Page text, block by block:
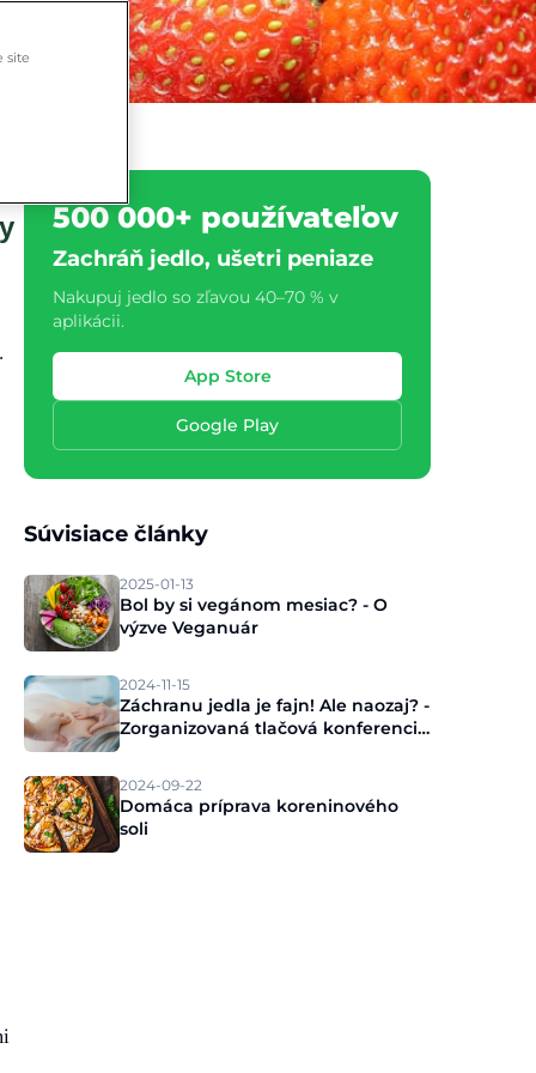
500 000+ používateľov
Zachráň jedlo, ušetri peniaze
Nakupuj jedlo so zľavou 40–70 % v
aplikácii.
App Store
Google Play
Súvisiace články
2025-01-13
Bol by si vegánom mesiac? - O
výzve Veganuár
2024-11-15
Záchranu jedla je fajn! Ale naozaj? -
Zorganizovaná tlačová konferencia
2024-09-22
Domáca príprava koreninového
soli
site